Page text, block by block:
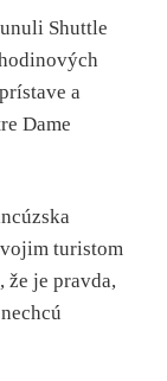
Shuttle
a
Dame
turistom
že je pravda,